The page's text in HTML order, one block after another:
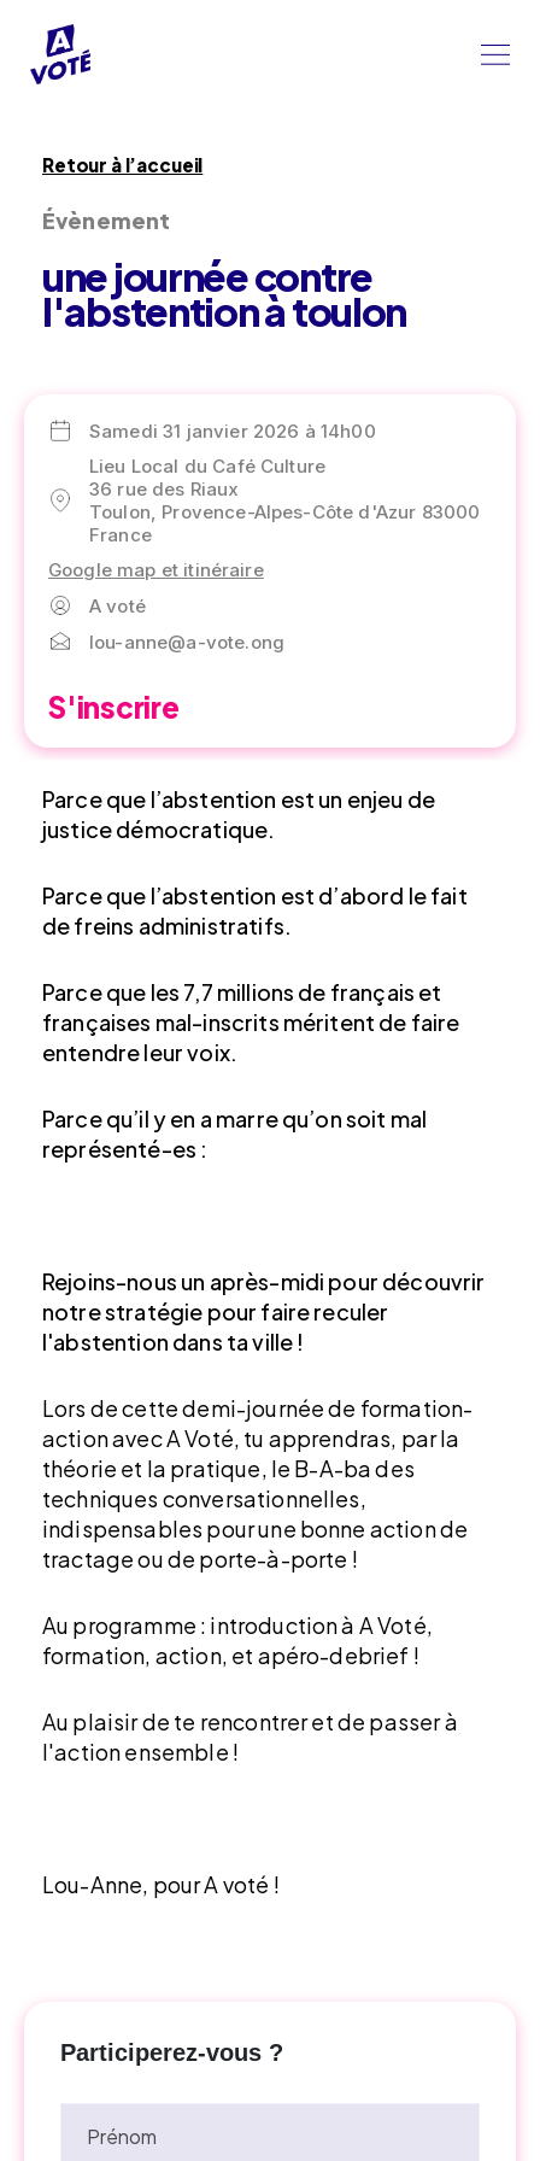
Retour à l’accueil
Évènement
une journée contre
l'abstention à toulon
Samedi 31 janvier 2026 à 14h00
Lieu Local du Café Culture
36 rue des Riaux
Toulon, Provence-Alpes-Côte d'Azur 83000
France
Google map et itinéraire
A voté
lou-anne@a-vote.ong
S'inscrire
Parce que l’abstention est un enjeu de
justice démocratique.
Parce que l’abstention est d’abord le fait
de freins administratifs.
Parce que les 7,7 millions de français et
françaises mal-inscrits méritent de faire
entendre leur voix.
Parce qu’il y en a marre qu’on soit mal
représenté-es :
Rejoins-nous un après-midi pour découvrir
notre stratégie pour faire reculer
l'abstention dans ta ville !
Lors de cette demi-journée de formation-
action avec A Voté, tu apprendras, par la
théorie et la pratique, le B-A-ba des
techniques conversationnelles,
indispensables pour une bonne action de
tractage ou de porte-à-porte !
Au programme : introduction à A Voté,
formation, action, et apéro-debrief !
Au plaisir de te rencontrer et de passer à
l'action ensemble !
Lou-Anne, pour A voté !
Participerez-vous ?
Prénom